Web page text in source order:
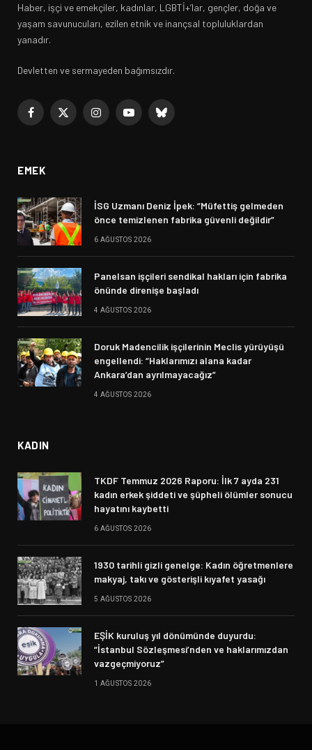
Haber, işçi ve emekçiler, kadınlar, LGBTİ+’lar, gençler, doğa ve
yaşam savunucuları, ezilen etnik ve inançsal topluluklardan
yanadır.
Devletten ve sermayeden bağımsızdır.
Facebook
X
InstagramYouTubeBluesky
EMEK
İSG Uzmanı Deniz İpek: “Müfettiş gelmeden
önce temizlenen fabrika güvenli değildir”
6 AĞUSTOS 2026
Panelsan işçileri sendikal hakları için fabrika
önünde direnişe başladı
4 AĞUSTOS 2026
Doruk Madencilik işçilerinin Meclis yürüyüşü
engellendi: “Haklarımızı alana kadar
Ankara’dan ayrılmayacağız”
4 AĞUSTOS 2026
KADIN
TKDF Temmuz 2026 Raporu: İlk 7 ayda 231
kadın erkek şiddeti ve şüpheli ölümler sonucu
hayatını kaybetti
6 AĞUSTOS 2026
1930 tarihli gizli genelge: Kadın öğretmenlere
makyaj, takı ve gösterişli kıyafet yasağı
5 AĞUSTOS 2026
EŞİK kuruluş yıl dönümünde duyurdu:
“İstanbul Sözleşmesi’nden ve haklarımızdan
vazgeçmiyoruz”
1 AĞUSTOS 2026